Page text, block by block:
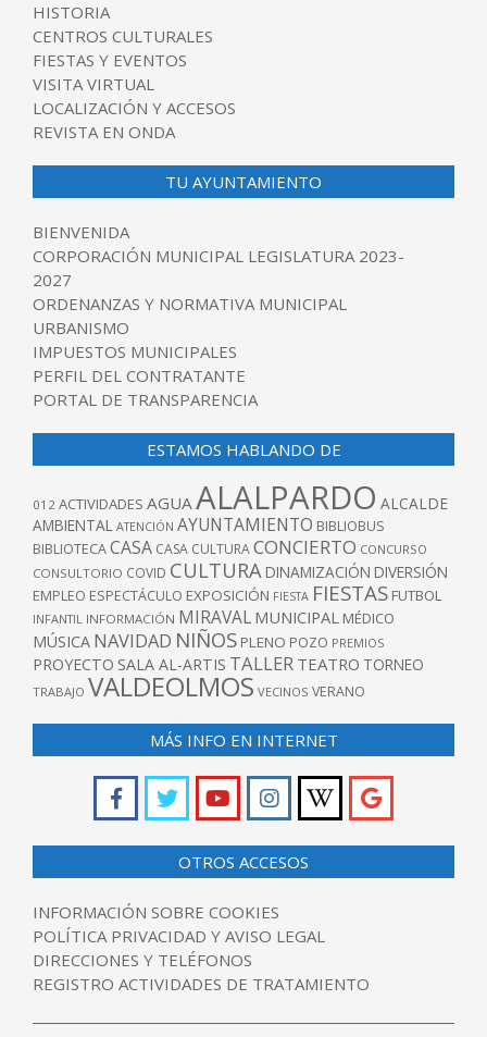
HISTORIA
CENTROS CULTURALES
FIESTAS Y EVENTOS
VISITA VIRTUAL
LOCALIZACIÓN Y ACCESOS
REVISTA EN ONDA
TU AYUNTAMIENTO
BIENVENIDA
CORPORACIÓN MUNICIPAL LEGISLATURA 2023-
2027
ORDENANZAS Y NORMATIVA MUNICIPAL
URBANISMO
IMPUESTOS MUNICIPALES
PERFIL DEL CONTRATANTE
PORTAL DE TRANSPARENCIA
ESTAMOS HABLANDO DE
012 ACTIVIDADES AGUAALALPARDO ALCALDE
AMBIENTAL ATENCIÓN AYUNTAMIENTO BIBLIOBUS
BIBLIOTECACASA CASA CULTURACONCIERTO CONCURSO
CONSULTORIO COVID CULTURA DINAMIZACIÓN DIVERSIÓN
EMPLEO ESPECTÁCULO EXPOSICIÓN FIESTA FIESTAS FUTBOL
INFANTIL INFORMACIÓN MIRAVAL MUNICIPAL MÉDICO
MÚSICA NAVIDAD NIÑOS PLENO POZO PREMIOS
PROYECTO SALA AL-ARTIS TALLER TEATRO TORNEO
TRABAJO VALDEOLMOS VECINOS VERANO
MÁS INFO EN INTERNET
OTROS ACCESOS
INFORMACIÓN SOBRE COOKIES
POLÍTICA PRIVACIDAD Y AVISO LEGAL
DIRECCIONES Y TELÉFONOS
REGISTRO ACTIVIDADES DE TRATAMIENTO